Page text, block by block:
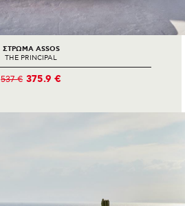
ΣΤΡΩΜΑ ASSOS
THE PRINCIPAL
537 € 375.9 €